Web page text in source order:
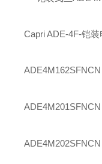
Capri ADE-4F-铠